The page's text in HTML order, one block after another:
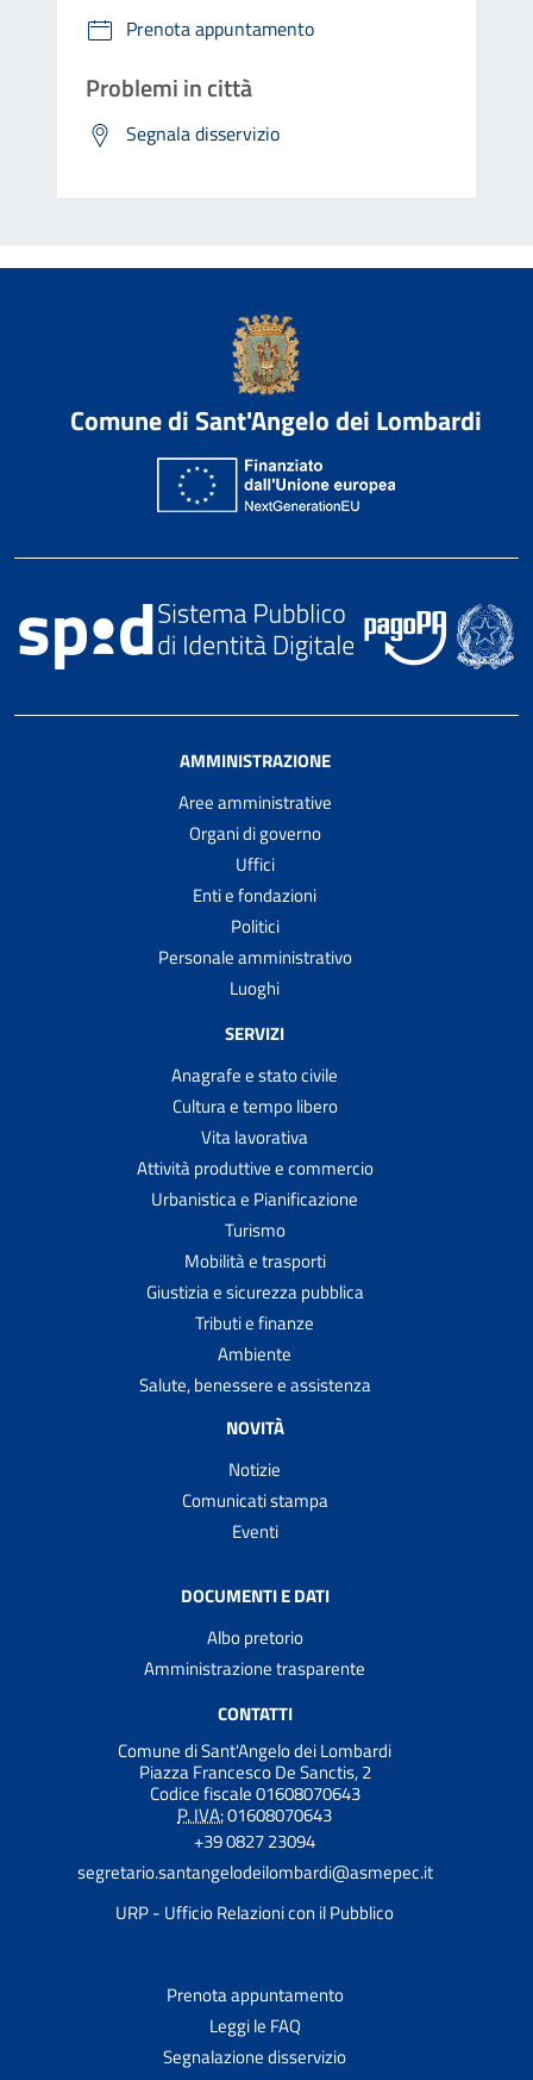
Prenota appuntamento
Problemi in città
Segnala disservizio
Comune di Sant'Angelo dei Lombardi
AMMINISTRAZIONE
Aree amministrative
Organi di governo
Uffici
Enti e fondazioni
Politici
Personale amministrativo
Luoghi
SERVIZI
Anagrafe e stato civile
Cultura e tempo libero
Vita lavorativa
Attività produttive e commercio
Urbanistica e Pianificazione
Turismo
Mobilità e trasporti
Giustizia e sicurezza pubblica
Tributi e finanze
Ambiente
Salute, benessere e assistenza
NOVITÀ
Notizie
Comunicati stampa
Eventi
DOCUMENTI E DATI
Albo pretorio
Amministrazione trasparente
CONTATTI
Comune di Sant'Angelo dei Lombardi
Piazza Francesco De Sanctis, 2
Codice fiscale 01608070643
P. IVA:01608070643
+39 0827 23094
segretario.santangelodeilombardi@asmepec.it
URP - Ufficio Relazioni con il Pubblico
Prenota appuntamento
Leggi le FAQ
Segnalazione disservizio